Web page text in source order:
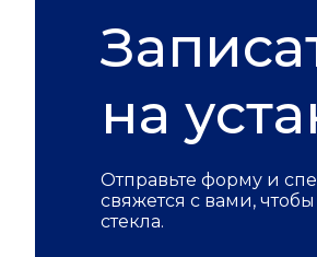
на
Отправьте форму и
свяжется с вами,
стекла.